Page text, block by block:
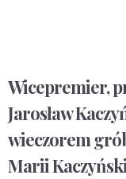
Wicepremier,
Jarosław
wieczorem
Marii